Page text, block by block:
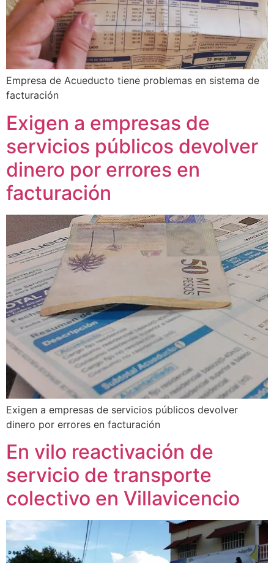
Empresa de Acueducto tiene problemas en sistema de
facturación
Exigen a empresas de
servicios públicos devolver
dinero por errores en
facturación
Exigen a empresas de servicios públicos devolver
dinero por errores en facturación
En vilo reactivación de
servicio de transporte
colectivo en Villavicencio